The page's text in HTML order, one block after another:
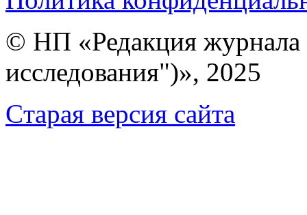
© НП «Редакция
исследования")», 2025
Cтарая версия сайта